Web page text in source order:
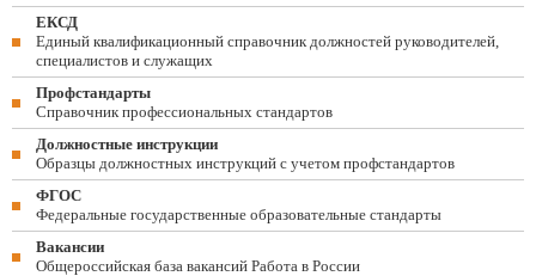
ЕКСД
Единый квалификационный справочник должностей руководителей,
специалистов и служащих
Профстандарты
Справочник профессиональных стандартов
Должностные инструкции
Образцы должностных инструкций с учетом профстандартов
ФГОС
Федеральные государственные образовательные стандарты
Вакансии
Общероссийская база вакансий Работа в России